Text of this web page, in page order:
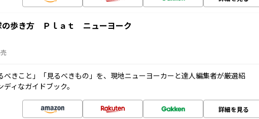
歩き方 Ｐｌａｔ ニューヨーク
べきこと」「見るべきもの」を、現地ニューヨーカーと達人編集者が厳選紹
ィなガイドブック。
詳細を見る